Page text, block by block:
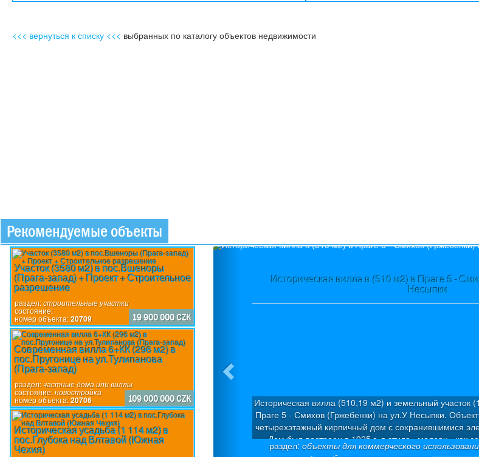
<<< вернуться к списку <<< выбранных по каталогу объектов недвижимости
Рекомендуемые объекты
Участок (3580 м2) в пос.Вшеноры
(Прага-запад) + Проект + Строительное
разрешение
раздел:строительные участки
состояние:
номер объекта:20709 19 900 000 CZK
Современная вилла 6+КК (296 м2) в
пос.Пругонице на ул.Тулипанова
(Прага-запад)
раздел:частные дома или виллы
состояние:новостройка
номер объекта:20706 109 000 000 CZK
Историческая усадьба (1 114 м2) в
пос.Глубока над Влтавой (Южная
Чехия)
Историческая вилла в (510 м2) в Праге 5 -
Несыпки
раздел:объекты для коммерческого
Историческая вилла (510,19 м2) и земельный участок
Праге 5 - Смихов (Гржебенки) на ул.У Несыпки. Объект
четырехэтажный кирпичный дом с сохранившимися
Дом был построен в 1925 г. в стиле «модерн» как
квартирами. Была проведена капитальная
Previous